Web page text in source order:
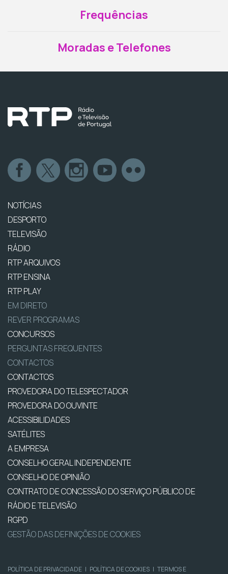
Frequências
Moradas e Telefones
NOTÍCIAS
DESPORTO
TELEVISÃO
RÁDIO
RTP ARQUIVOS
RTP ENSINA
RTP PLAY
EM DIRETO
REVER PROGRAMAS
CONCURSOS
PERGUNTAS FREQUENTES
CONTACTOS
CONTACTOS
PROVEDORA DO TELESPECTADOR
PROVEDORA DO OUVINTE
ACESSIBILIDADES
SATÉLITES
A EMPRESA
CONSELHO GERAL INDEPENDENTE
CONSELHO DE OPINIÃO
CONTRATO DE CONCESSÃO DO SERVIÇO PÚBLICO DE
RÁDIO E TELEVISÃO
RGPD
GESTÃO DAS DEFINIÇÕES DE COOKIES
POLÍTICA DE PRIVACIDADE | POLÍTICA DE COOKIES | TERMOS E